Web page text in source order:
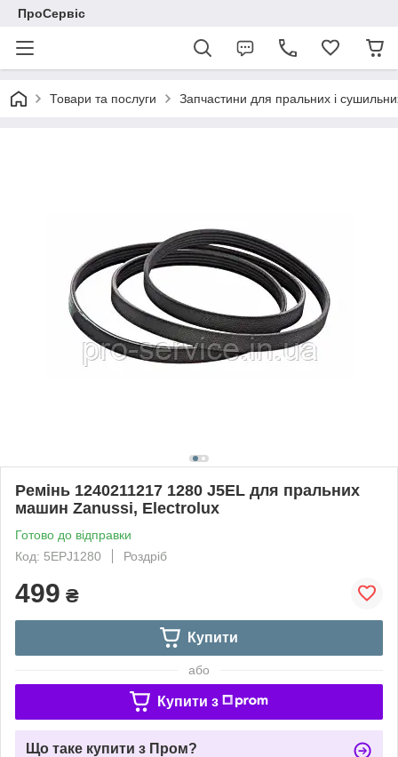
ПроСервіс
Товари та послуги Запчастини для пральних і
Ремінь 1240211217 1280 J5EL для пральних
машин Zanussi, Electrolux
Готово до відправки
Код: 5EPJ1280
Роздріб
499 ₴
Купити
або
Купити з
Що таке купити з Пром?